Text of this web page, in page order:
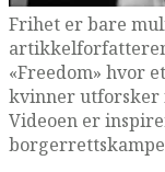
Frihet er bare
«Freedom» hvor
kvinner utforsker
Videoen er